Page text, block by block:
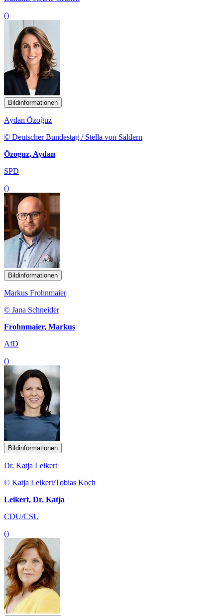
()
Bildinformationen
Aydan Özoğuz
© Deutscher Bundestag / Stella von Saldern
Özoguz, Aydan
SPD
()
Bildinformationen
Markus Frohnmaier
© Jana Schneider
Frohnmaier, Markus
AfD
()
Bildinformationen
Dr. Katja Leikert
© Katja Leikert/Tobias Koch
Leikert, Dr. Katja
CDU/CSU
()